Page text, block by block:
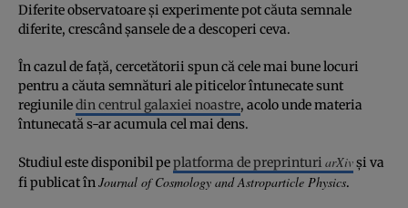
Diferite observatoare și experimente pot căuta semnale
diferite, crescând șansele de a descoperi ceva.
În cazul de față, cercetătorii spun că cele mai bune locuri
pentru a căuta semnături ale piticelor întunecate sunt
regiuniledin centrul galaxiei noastre, acolo unde materia
întunecată s-ar acumula cel mai dens.
Studiul este disponibil peplatforma de preprinturi arXivși va
fi publicat înJournal of Cosmology and Astroparticle Physics.